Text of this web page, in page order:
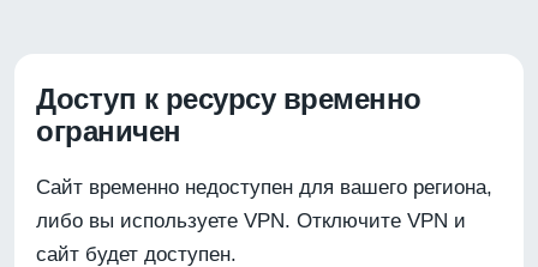
Доступ к ресурсу временно
ограничен
Сайт временно недоступен для вашего региона,
либо вы используете VPN. Отключите VPN и
сайт будет доступен.